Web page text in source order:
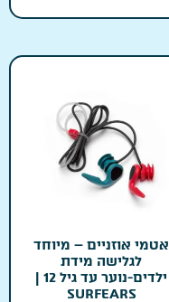
אטמי אוזניים – מיוחד
לגלישה מידת
ילדים-נוער עד גיל 12 |
SURFEARS